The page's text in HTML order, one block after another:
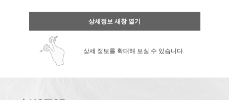
상세정보 새창 열기
상세 정보를 확대해 보실 수 있습니다.